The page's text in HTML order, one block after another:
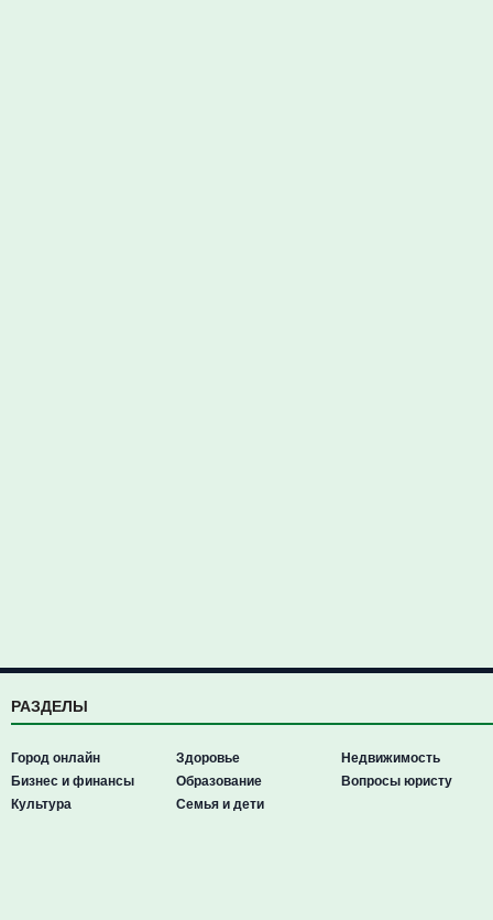
РАЗДЕЛЫ
Город онлайн
Бизнес и финансы
Культура
Здоровье
Образование
Семья и дети
Недвижимость
Вопросы юристу